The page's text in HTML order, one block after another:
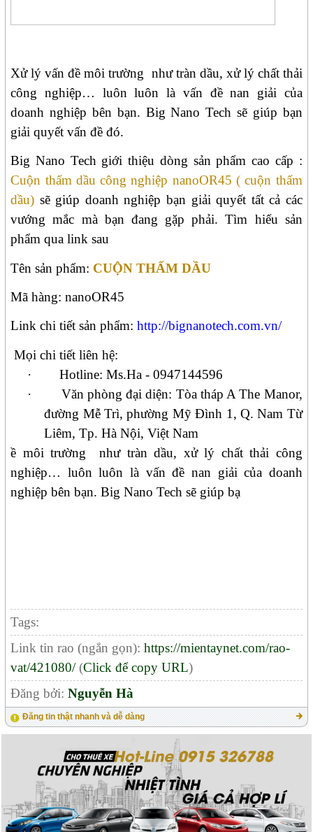
Xử lý vấn đề môi trường như tràn dầu, xử lý chất thải
công nghiệp… luôn luôn là vấn đề nan giải của
doanh nghiệp bên bạn. Big Nano Tech sẽ giúp bạn
giải quyết vấn đề đó.
Big Nano Tech giới thiệu dòng sản phẩm cao cấp :
Cuộn thấm dầu công nghiệp nanoOR45 ( cuộn thấm
dầu) sẽ giúp doanh nghiệp bạn giải quyết tất cả các
vướng mắc mà bạn đang gặp phải. Tìm hiểu sản
phẩm qua link sau
Tên sản phẩm: CUỘN THẤM DẦU
Mã hàng:nanoOR45
Link chi tiết sản phẩm:http://bignanotech.com.vn/
Mọi chi tiết liên hệ:
·Hotline: Ms.Ha - 0947144596
· Văn phòng đại diện: Tòa tháp A The Manor,
đường Mễ Trì, phường Mỹ Đình 1, Q. Nam Từ
Liêm, Tp. Hà Nội, Việt Nam
ề môi trường
như tràn dầu, xử lý chất thải công
nghiệp… luôn luôn là vấn đề nan giải của doanh
nghiệp bên bạn. Big Nano Tech sẽ giúp bạ
Tags:
Link tin rao (ngắn gọn):https://mientaynet.com/rao-
vat/421080/(Click để copy URL)
Đăng bởi:Nguyễn Hà
Đăng tin thật nhanh và dễ dàng